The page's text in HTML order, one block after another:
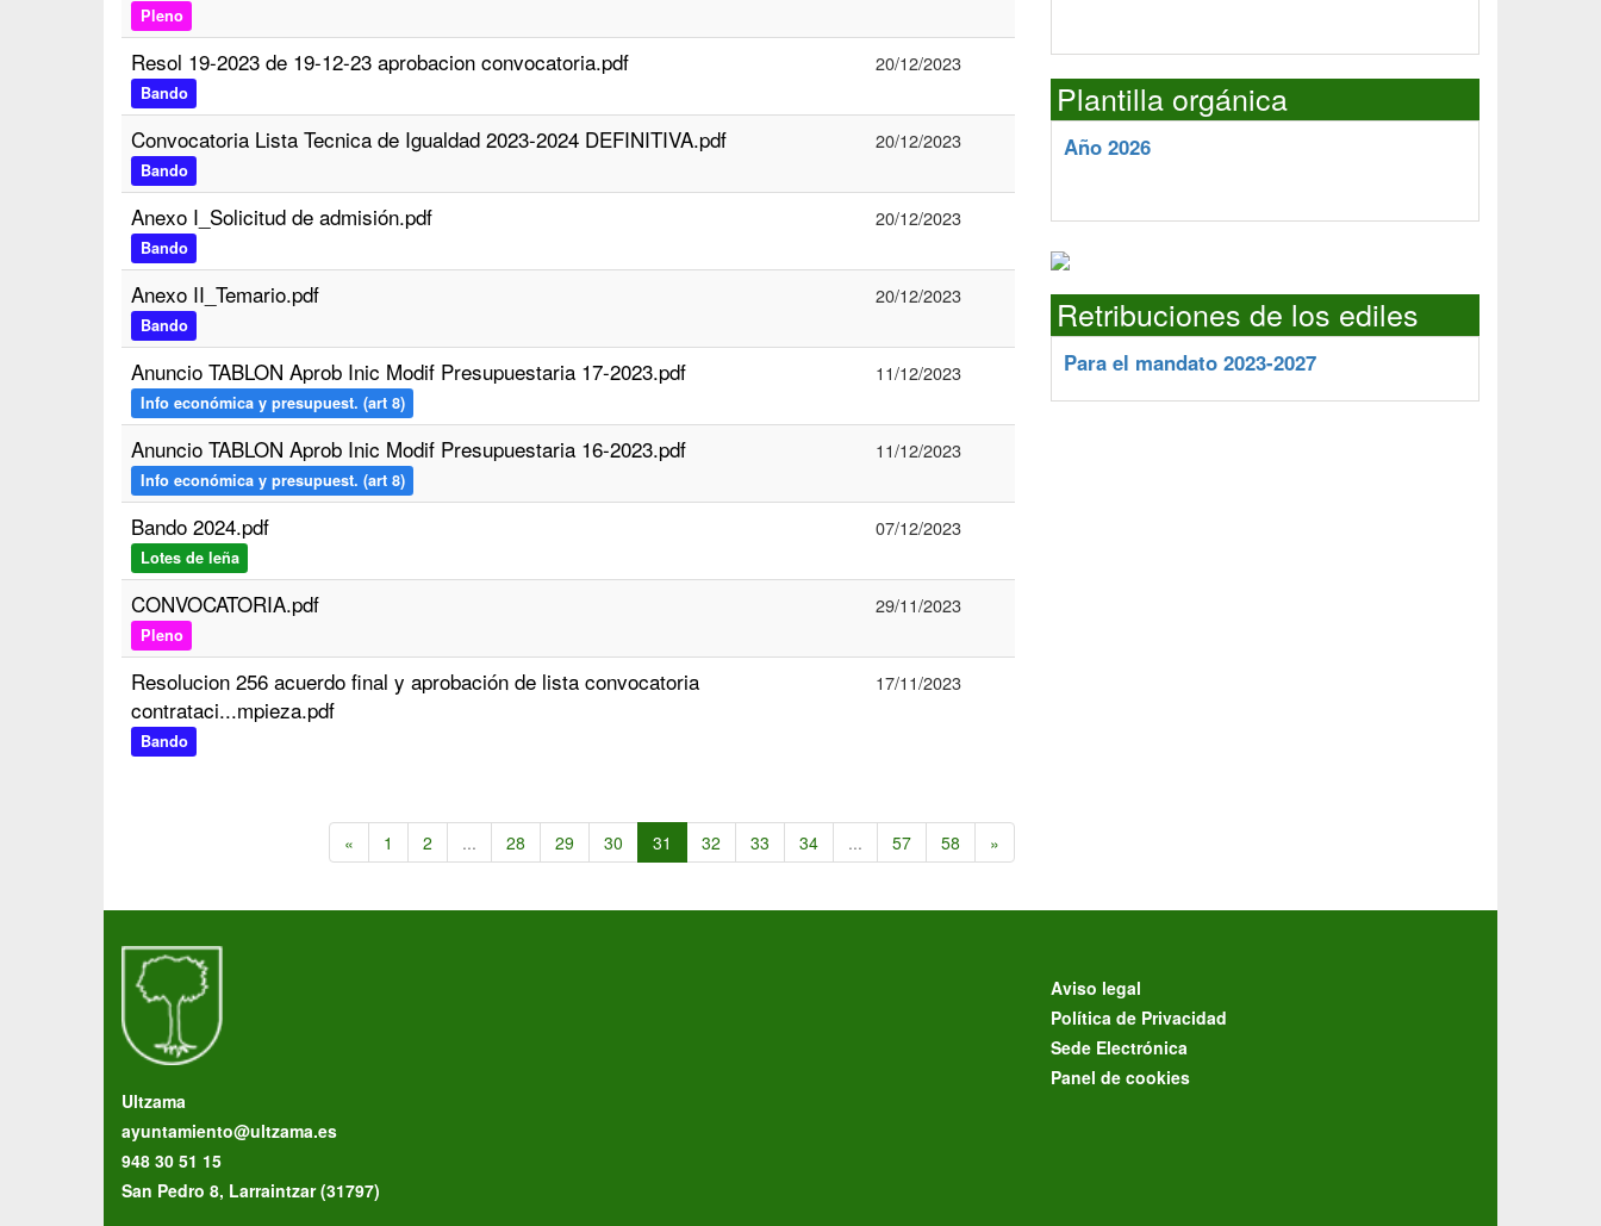
Pleno
Resol 19-2023 de 19-12-23 aprobacion convocatoria.pdf
Bando
20/12/2023
Convocatoria Lista Tecnica de Igualdad 2023-2024 DEFINITIVA.pdf
Bando
20/12/2023
Anexo I_Solicitud de admisión.pdf
Bando
20/12/2023
Anexo II_Temario.pdf
Bando
20/12/2023
Anuncio TABLON Aprob Inic Modif Presupuestaria 17-2023.pdf
Info económica y presupuest. (art 8)
11/12/2023
Anuncio TABLON Aprob Inic Modif Presupuestaria 16-2023.pdf
Info económica y presupuest. (art 8)
11/12/2023
Bando 2024.pdf
Lotes de leña
07/12/2023
CONVOCATORIA.pdf
Pleno
29/11/2023
Resolucion 256 acuerdo final y aprobación de lista convocatoria
contrataci...mpieza.pdf
Bando
17/11/2023
« 1 2 ... 28 29 30 31 32 33 34 ... 57 58 »
Plantilla orgánica
Año 2026
Retribuciones de los ediles
Para el mandato 2023-2027
Ultzama
ayuntamiento@ultzama.es
948 30 51 15
San Pedro 8, Larraintzar (31797)
Aviso legal
Política de Privacidad
Sede Electrónica
Panel de cookies